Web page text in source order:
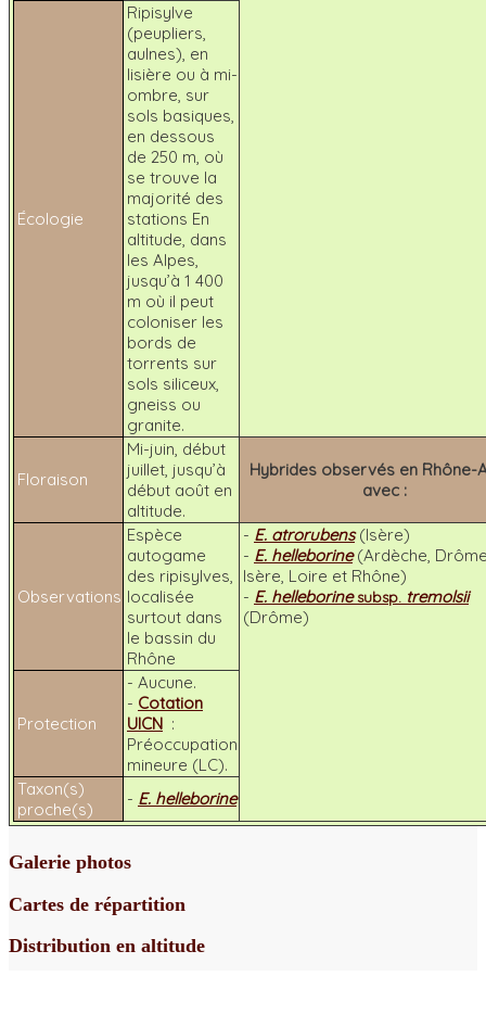
Écologie
Ripisylve
(peupliers,
aulnes), en
lisière ou à mi-
ombre, sur
sols basiques,
en dessous
de 250 m, où
se trouve la
majorité des
stations En
altitude, dans
les Alpes,
jusqu’à 1 400
m où il peut
coloniser les
bords de
torrents sur
sols siliceux,
gneiss ou
granite.
Floraison
Mi-juin, début
juillet, jusqu’à
début août en
altitude.
Hybrides observés en Rhône-
avec :
Observations
Espèce
autogame
des ripisylves,
localisée
surtout dans
le bassin du
Rhône
- E. atrorubens(Isère)
- E. helleborine(Ardèche,
Isère, Loire et Rhône)
- E. helleborinesubsp. tremolsii
(Drôme)
Protection
- Aucune.
- Cotation
UICN :
Préoccupation
mineure (LC).
Taxon(s)
proche(s)
- E. helleborine
Galerie photos
Cartes de répartition
Distribution en altitude